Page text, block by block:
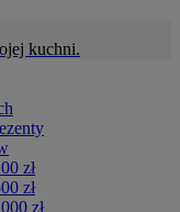
kuchni.
zł
zł
zł